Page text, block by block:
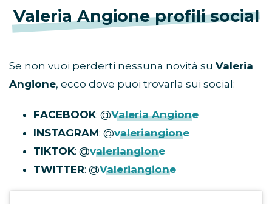
Valeria Angione profili social
Se non vuoi perderti nessuna novità su Valeria
Angione, ecco dove puoi trovarla sui social:
FACEBOOK: @Valeria Angione
INSTAGRAM: @valeriangione
TIKTOK: @valeriangione
TWITTER: @Valeriangione